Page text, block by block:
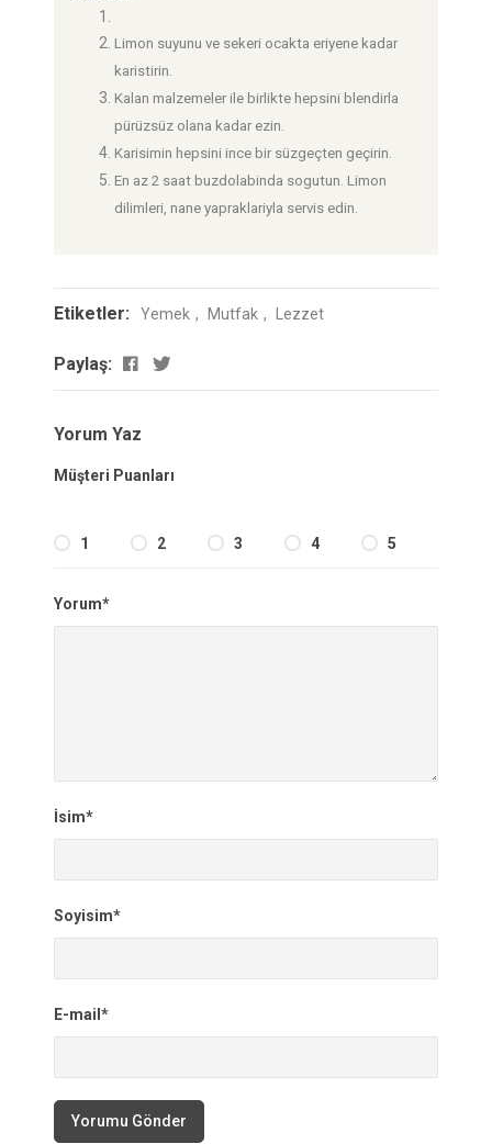
Limon suyunu ve sekeri ocakta eriyene kadar
karistirin.
Kalan malzemeler ile birlikte hepsini blendirla
pürüzsüz olana kadar ezin.
Karisimin hepsini ince bir süzgeçten geçirin.
En az 2 saat buzdolabinda sogutun. Limon
dilimleri, nane yapraklariyla servis edin.
Etiketler: Yemek Mutfak Lezzet
Paylaş:
Yorum Yaz
Müşteri Puanları
1 2 3 4 5
Yorum*
İsim*
Soyisim*
E-mail*
Yorumu Gönder